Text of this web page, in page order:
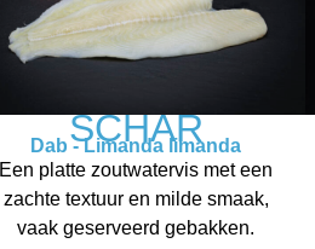
SCHAR
Dab - Limanda limanda
Een platte zoutwatervis met een
zachte textuur en milde smaak,
vaak geserveerd gebakken.